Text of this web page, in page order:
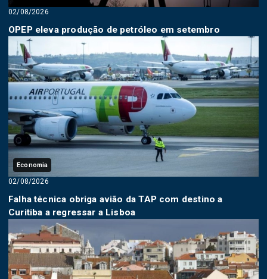
02/08/2026
OPEP eleva produção de petróleo em setembro
Economia
02/08/2026
Falha técnica obriga avião da TAP com destino a
Curitiba a regressar a Lisboa